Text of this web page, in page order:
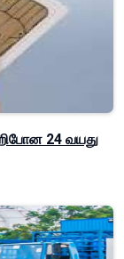
24 வயது